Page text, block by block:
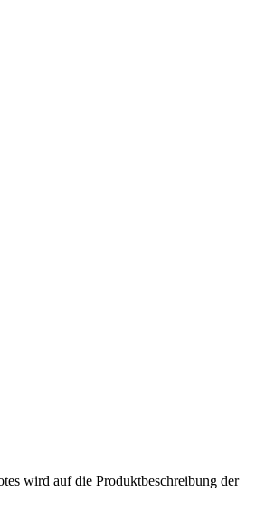
wird auf die Produktbeschreibung der